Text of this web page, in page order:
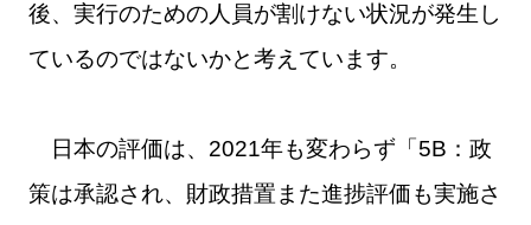
後、実行のための人員が割けない状況が発生し
ているのではないかと考えています。
日本の評価は、2021年も変わらず「5B：政
策は承認され、財政措置また進捗評価も実施さ